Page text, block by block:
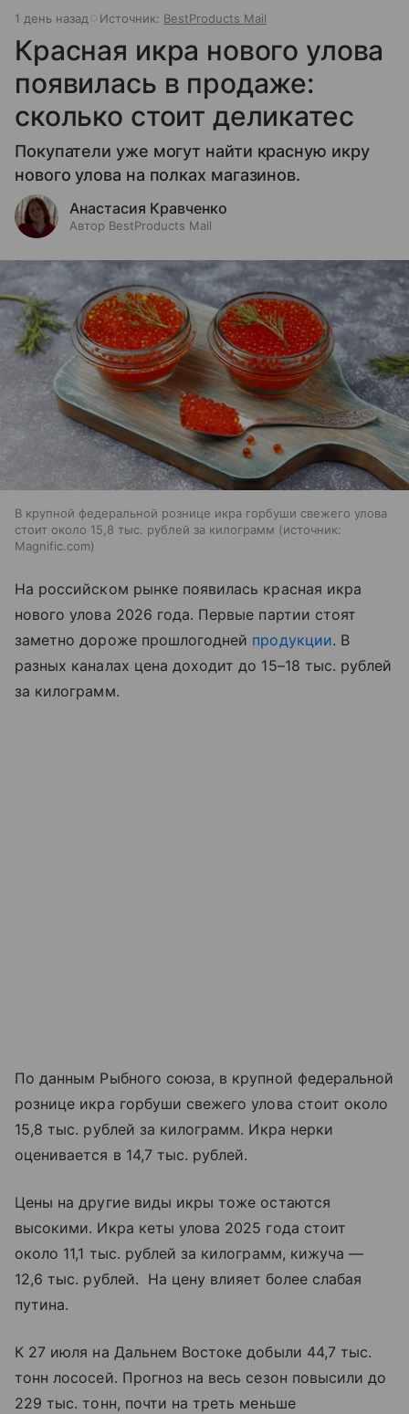
1 день назад Источник: BestProducts Mail
Красная икра нового улова
появилась в продаже:
сколько стоит деликатес
Покупатели уже могут найти красную икру
нового улова на полках магазинов.
Анастасия Кравченко
Автор BestProducts Mail
В крупной федеральной рознице икра горбуши свежего улова
стоит около 15,8 тыс. рублей за килограмм
источник:
Magnific.com
На российском рынке появилась красная икра
нового улова 2026 года. Первые партии стоят
заметно дороже прошлогодней продукции. В
разных каналах цена доходит до 15–18 тыс. рублей
за килограмм.
По данным Рыбного союза, в крупной федеральной
рознице икра горбуши свежего улова стоит около
15,8 тыс. рублей за килограмм. Икра нерки
оценивается в 14,7 тыс. рублей.
Цены на другие виды икры тоже остаются
высокими. Икра кеты улова 2025 года стоит
около 11,1 тыс. рублей за килограмм, кижуча —
12,6 тыс. рублей. На цену влияет более слабая
путина.
К 27 июля на Дальнем Востоке добыли 44,7 тыс.
тонн лососей. Прогноз на весь сезон повысили до
229 тыс. тонн, почти на треть меньше